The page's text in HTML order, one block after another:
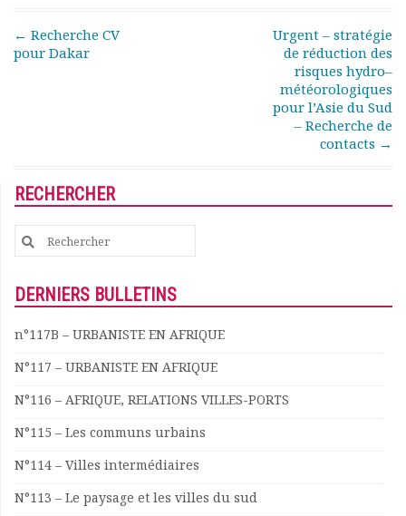
Offres d’emploi
Post navigation
← Recherche CV
pour Dakar
Urgent – stratégie
de réduction des
risques hydro–
météorologiques
pour l’Asie du Sud
– Recherche de
contacts →
RECHERCHER
Search
for:
DERNIERS BULLETINS
n°117B – URBANISTE EN AFRIQUE
N°117 – URBANISTE EN AFRIQUE
N°116 – AFRIQUE, RELATIONS VILLES-PORTS
N°115 – Les communs urbains
N°114 – Villes intermédiaires
N°113 – Le paysage et les villes du sud